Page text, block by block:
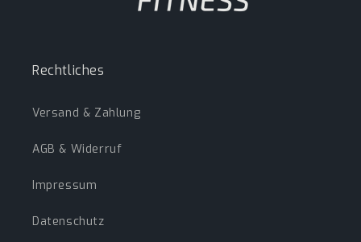
Rechtliches
Versand & Zahlung
AGB & Widerruf
Impressum
Datenschutz